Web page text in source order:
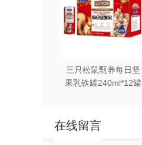
三只松鼠甄养每日坚
果乳铁罐240ml*12罐
在线留言